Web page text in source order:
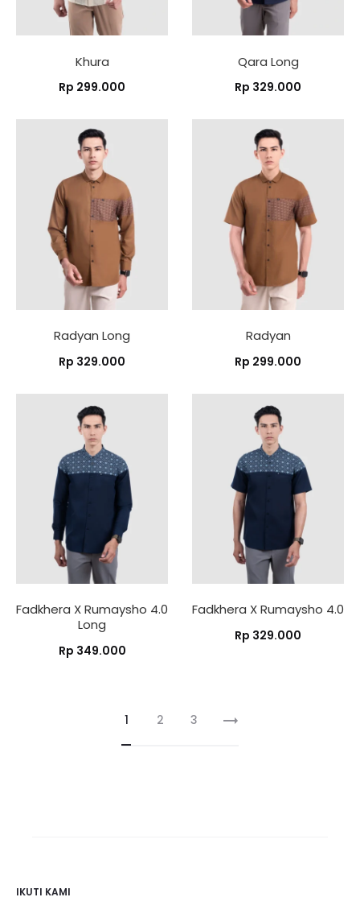
Khura
Rp 299.000
Qara Long
Rp 329.000
Radyan Long
Rp 329.000
Radyan
Rp 299.000
Fadkhera X Rumaysho 4.0
Long
Rp 349.000
Fadkhera X Rumaysho 4.0
Rp 329.000
1 2 3
IKUTI KAMI